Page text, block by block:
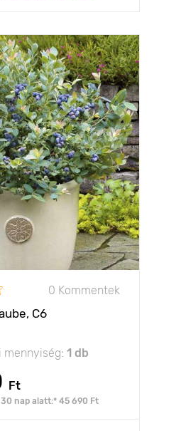
0 Kommentek
C6
mennyiség: 1 db
Ft
nap alatt:* 45 690 Ft